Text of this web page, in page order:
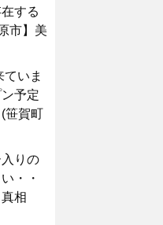
する
市】美
いま
予定
笹賀町
りの
・・
相